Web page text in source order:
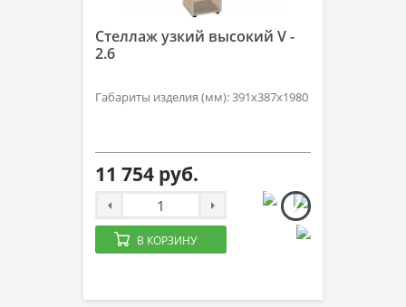
Стеллаж узкий высокий V -
2.6
Габариты изделия (мм): 391х387х1980
11 754 руб.
В КОРЗИНУ